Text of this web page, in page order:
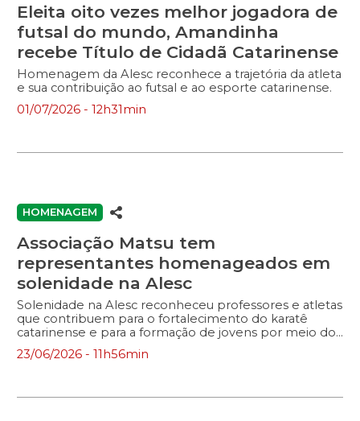
Eleita oito vezes melhor jogadora de
futsal do mundo, Amandinha
recebe Título de Cidadã Catarinense
Homenagem da Alesc reconhece a trajetória da atleta
e sua contribuição ao futsal e ao esporte catarinense.
01/07/2026 - 12h31min
HOMENAGEM
Associação Matsu tem
representantes homenageados em
solenidade na Alesc
Solenidade na Alesc reconheceu professores e atletas
que contribuem para o fortalecimento do karatê
catarinense e para a formação de jovens por meio do
esporte.
23/06/2026 - 11h56min